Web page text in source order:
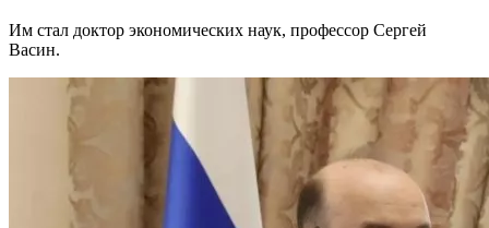
Им стал доктор экономических наук, профессор Сергей
Васин.